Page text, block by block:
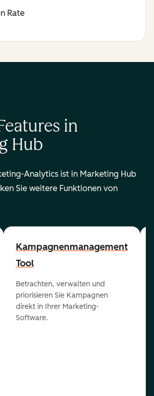
Rate
in
Hub
Analytics ist in Marketing Hub
Sie weitere Funktionen von
Kampagnenmanagement
Tool
Betrachten, verwalten und
priorisieren Sie Kampagnen
direkt in Ihrer Marketing-
Software.